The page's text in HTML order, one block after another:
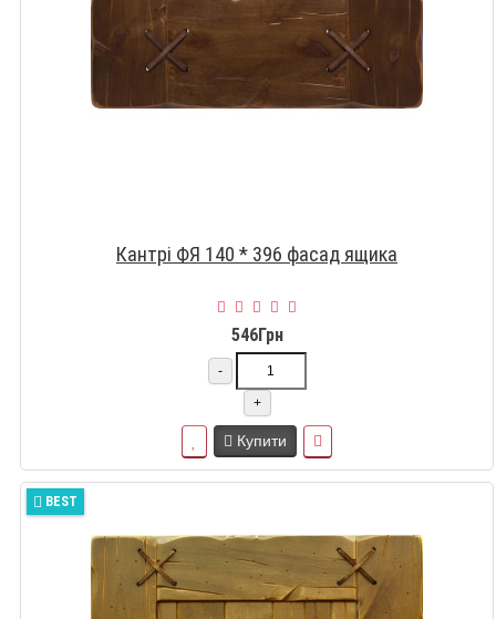
Кантрі ФЯ 140 * 396 фасад ящика
546Грн
-
+
Купити
BEST